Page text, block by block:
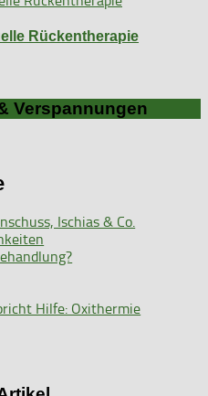
Rückentherapie
Verspannungen
Ischias & Co.
Hilfe: Oxithermie